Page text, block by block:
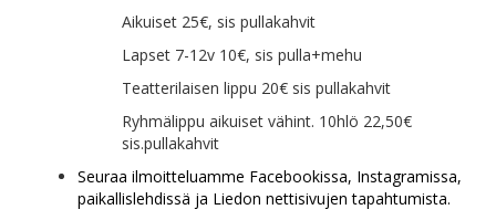
Aikuiset 25€, sis pullakahvit
Lapset 7-12v 10€, sis pulla+mehu
Teatterilaisen lippu 20€ sis pullakahvit
Ryhmälippu aikuiset vähint. 10hlö 22,50€
sis.pullakahvit
Seuraa ilmoitteluamme Facebookissa, Instagramissa,
paikallislehdissä ja Liedon nettisivujen tapahtumista.